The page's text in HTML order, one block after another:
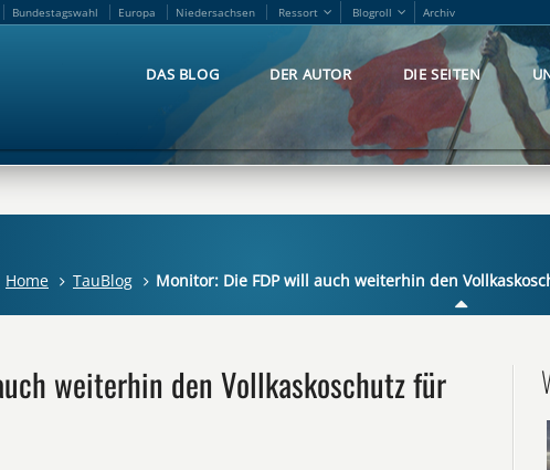
Bundestagswahl Europa Niedersachsen Ressort Blogroll Archiv
DAS BLOG DER AUTOR DIE SEITEN
Home TauBlog Monitor: Die FDP will auch weiterhin den
weiterhin den Vollkaskoschutz für
Bundestagswahl Europa Niedersachsen Ressort Blogroll Archiv
DAS BLOG DER AUTOR DIE SEITEN